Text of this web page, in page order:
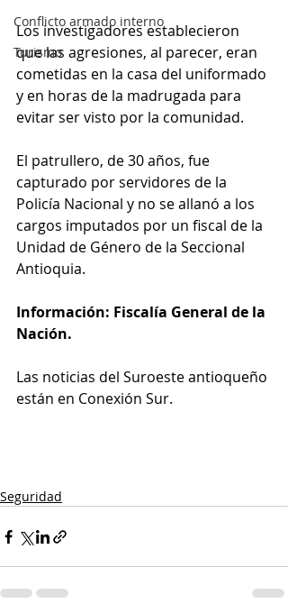
Conflicto armado interno
Turismo
Los investigadores establecieron
que las agresiones, al parecer, eran
cometidas en la casa del uniformado
y en horas de la madrugada para
evitar ser visto por la comunidad.
El patrullero, de 30 años, fue
capturado por servidores de la
Policía Nacional y no se allanó a los
cargos imputados por un fiscal de la
Unidad de Género de la Seccional
Antioquia.
Información: Fiscalía General de la
Nación.
Las noticias del Suroeste antioqueño
están en Conexión Sur.
Seguridad